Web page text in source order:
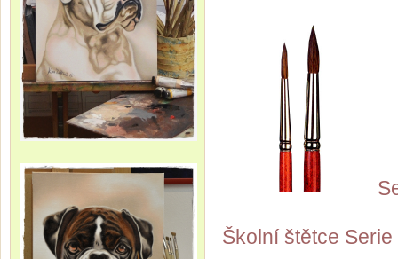
Školní štětce